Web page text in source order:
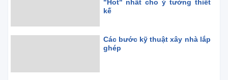
"Hot" nhất cho ý tưởng thiết
kế
Các bước kỹ thuật xây nhà lắp
ghép